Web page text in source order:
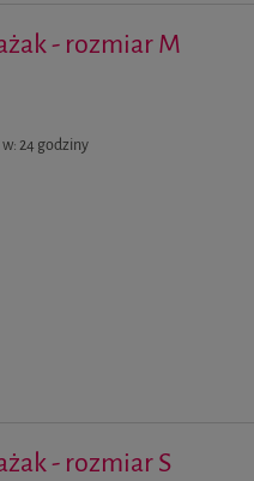
- rozmiar M
24 godziny
- rozmiar S